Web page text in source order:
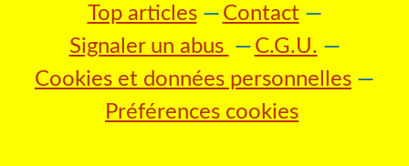
Top articles
Contact
Signaler un abus
C.G.U.
Cookies et données personnelles
Préférences cookies